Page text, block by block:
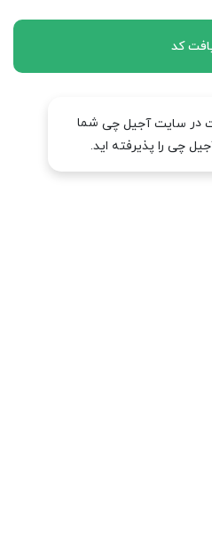
کد
در سایت آجیل چی شما
چی را پذیرفته اید.